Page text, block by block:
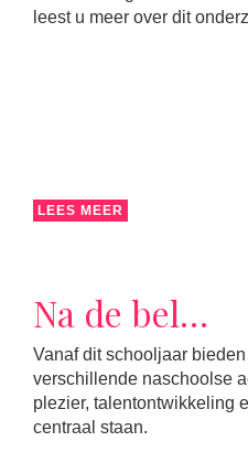
leest u meer over dit
LEES MEER
Na de bel…
Vanaf dit schooljaar bieden
verschillende naschoolse
plezier, talentontwikkeling
centraal staan.